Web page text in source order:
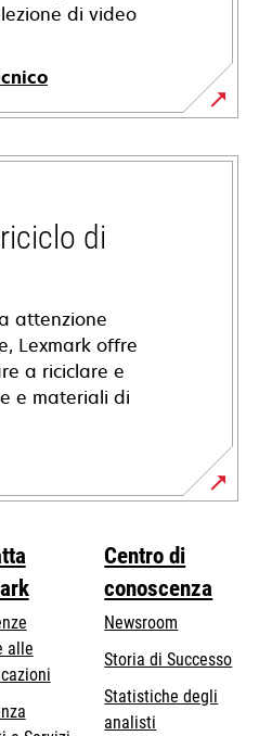
di video
di
attenzione
Lexmark offre
a riciclare e
e materiali di
alle
Centro di
conoscenza
Newsroom
Storia di Successo
Statistiche degli
analisti